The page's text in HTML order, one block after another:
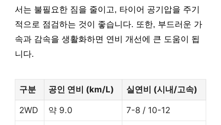
서는 불필요한 짐을 줄이고, 타이어 공기압을 주기
적으로 점검하는 것이 좋습니다. 또한, 부드러운 가
속과 감속을 생활화하면 연비 개선에 큰 도움이 됩
니다.
구분 공인 연비 (km/L) 실연비 (시내/고속)
2WD 약 9.0 7-8 / 10-12